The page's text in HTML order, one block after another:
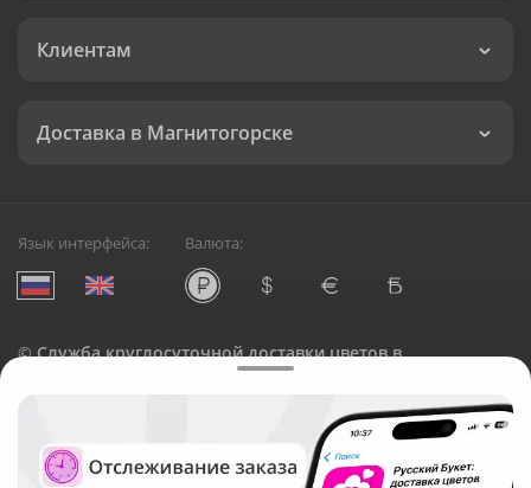
Клиентам
Доставка в Магнитогорске
Язык интерфейса: Валюта:
©Служба круглосуточной доставки цветов в
Русский Букет, 2026
Общество с ограниченной ответственностью «Технология»
ОГРН: 1195476081745, ИНН: 5410081997